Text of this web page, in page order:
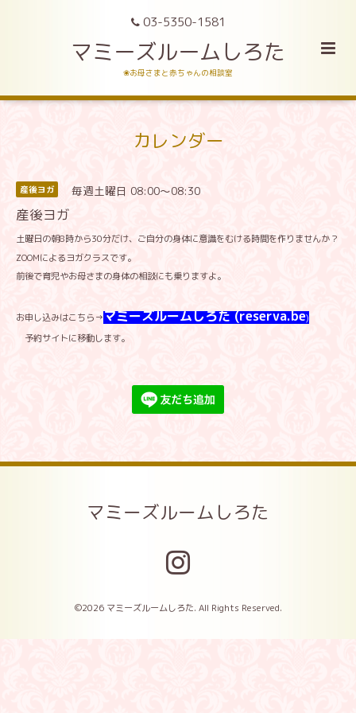
03-5350-1581
マミーズルームしろた
❀お母さまと赤ちゃんの相談室
カレンダー
産後ヨガ 毎週土曜日 08:00～08:30
産後ヨガ
土曜日の朝8時から30分だけ、ご自分の身体に意識をむける時間を作りませんか？
ZOOMによるヨガクラスです。
前後で育児やお母さまの身体の相談にも乗りますよ。
お申し込みはこちら→マミーズルームしろた (reserva.be)
予約サイトに移動します。
マミーズルームしろた
©2026 マミーズルームしろた. All Rights Reserved.